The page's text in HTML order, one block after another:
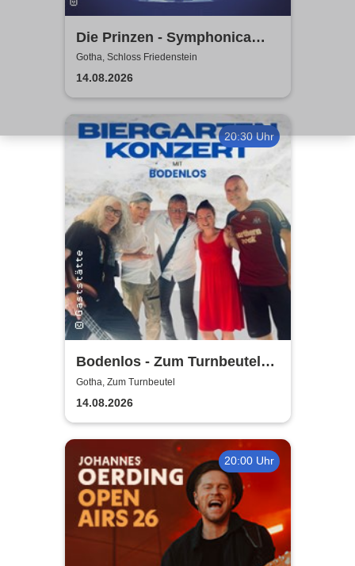
Die Prinzen - Symphonica
2026
Gotha, Schloss Friedenstein
14.08.2026
20:30 Uhr
Bodenlos - Zum Turnbeutel
Gotha
Gotha, Zum Turnbeutel
14.08.2026
20:00 Uhr